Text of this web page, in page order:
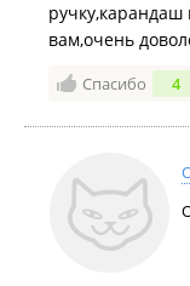
вам,очень
Спасибо 4